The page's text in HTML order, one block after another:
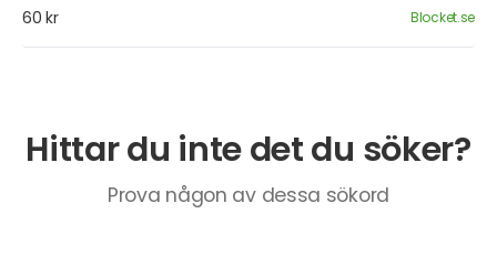
60 kr Blocket.se
Hittar du inte det du söker?
Prova någon av dessa sökord